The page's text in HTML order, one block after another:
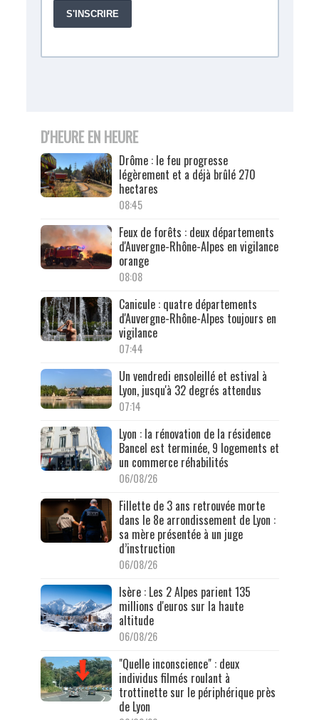
D'HEURE EN HEURE
Drôme : le feu progresse
légèrement et a déjà brûlé 270
hectares
08:45
Feux de forêts : deux départements
d'Auvergne-Rhône-Alpes en vigilance
orange
08:08
Canicule : quatre départements
d'Auvergne-Rhône-Alpes toujours en
vigilance
07:44
Un vendredi ensoleillé et estival à
Lyon, jusqu'à 32 degrés attendus
07:14
Lyon : la rénovation de la résidence
Bancel est terminée, 9 logements et
un commerce réhabilités
06/08/26
Fillette de 3 ans retrouvée morte
dans le 8e arrondissement de Lyon :
sa mère présentée à un juge
d’instruction
06/08/26
Isère : Les 2 Alpes parient 135
millions d'euros sur la haute
altitude
06/08/26
"Quelle inconscience" : deux
individus filmés roulant à
trottinette sur le périphérique près
de Lyon